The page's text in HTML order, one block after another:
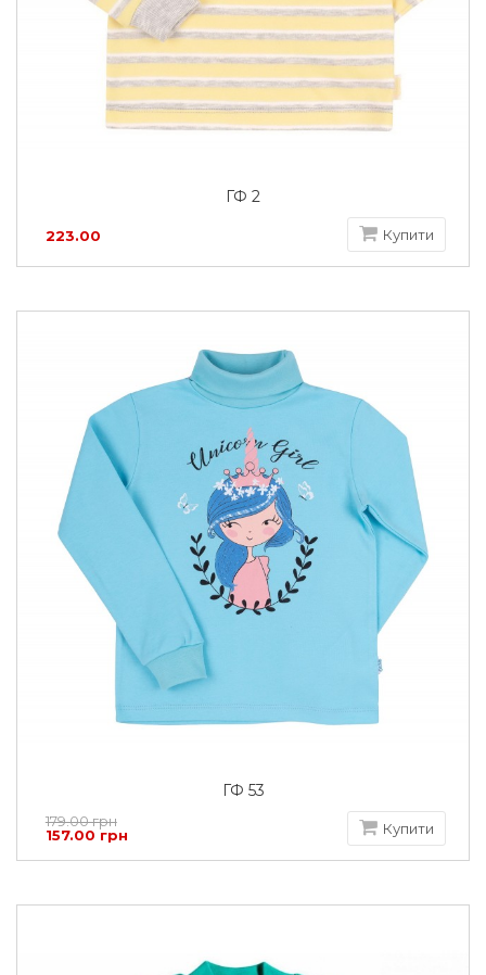
ГФ 2
223.00 Купити
ГФ 53
179.00 грн
157.00 грн
Купити